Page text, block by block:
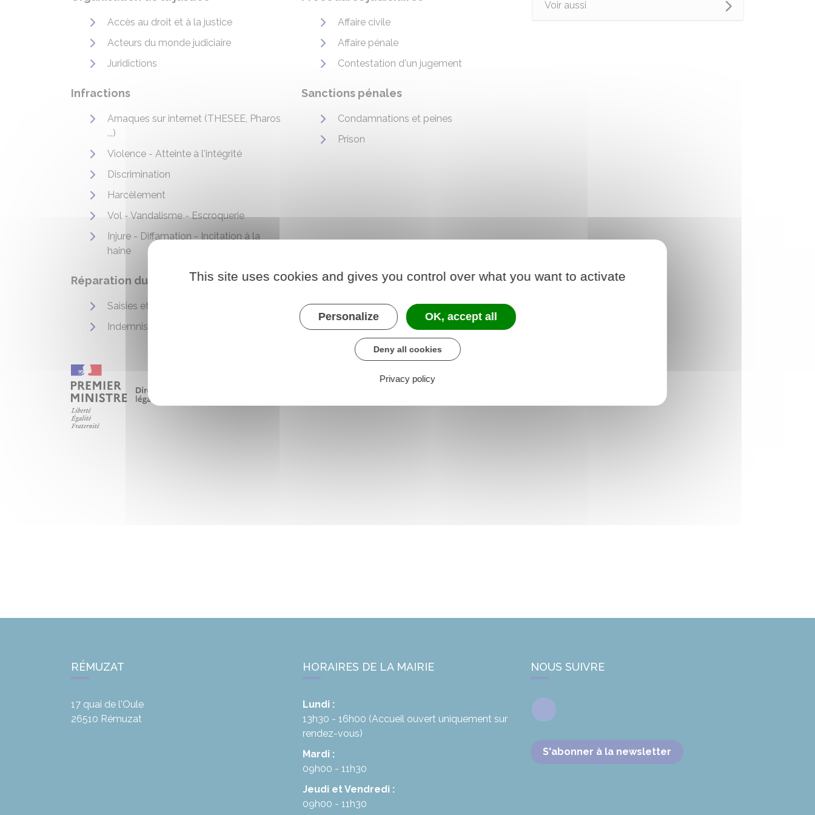
Accès au droit et à la justice
Acteurs du monde judiciaire
Juridictions
Affaire civile
Affaire pénale
Contestation d'un jugement
Infractions
Arnaques sur internet (THESEE, Pharos
...)
Violence - Atteinte à l'intégrité
Discrimination
Harcèlement
Vol - Vandalisme - Escroquerie
Injure - Diffamation - Incitation à la
haine
Sanctions pénales
Condamnations et peines
Prison
Réparation du préjudice
Saisies et recouvrements
Indemnisation du préjudice
Justice des mineurs
Mineur victime
Justice pénale des mineurs
Voir aussi
RÉMUZAT
17 quai de l'Oule
26510 Rémuzat
HORAIRES DE LA MAIRIE
Lundi :
13h30 - 16h00 (Accueil ouvert uniquement sur
rendez-vous)
Mardi :
09h00 - 11h30
Jeudi et Vendredi :
09h00 - 11h30
NOUS SUIVRE
Facebook
S'abonner à la newsletter
This site uses cookies and gives you control over what you want to activate
Personalize OK, accept all
Deny all cookies
Privacy policy